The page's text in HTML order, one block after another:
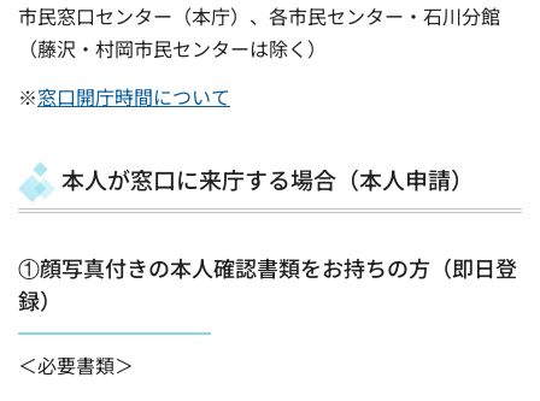
市民窓口センター（本庁）、各市民センター・石川分館
（藤沢・村岡市民センターは除く）
※窓口開庁時間について
本人が窓口に来庁する場合（本人申請）
①顔写真付きの本人確認書類をお持ちの方（即日登
録）
＜必要書類＞